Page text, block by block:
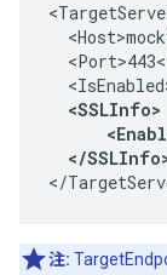
<SSLInfo>
</
</
注: